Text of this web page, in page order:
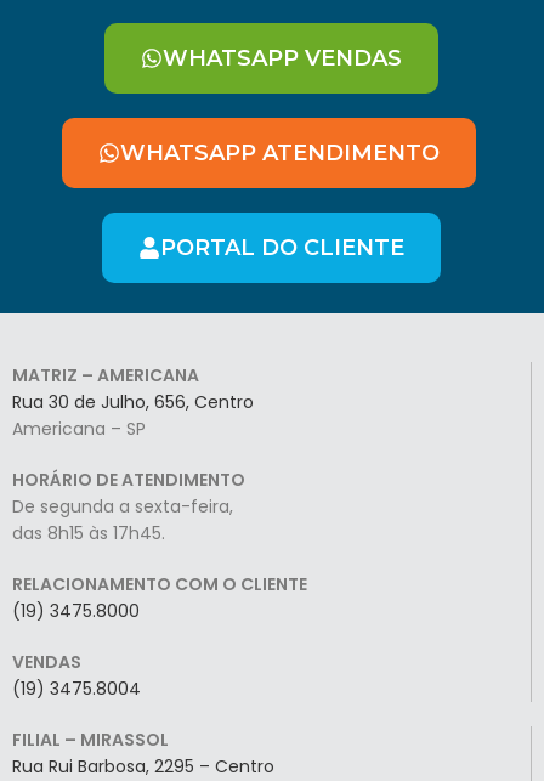
WHATSAPP VENDAS
WHATSAPP ATENDIMENTO
PORTAL DO CLIENTE
MATRIZ – AMERICANA
Rua 30 de Julho, 656, Centro
Americana – SP
HORÁRIO DE ATENDIMENTO
De segunda a sexta-feira,
das 8h15 às 17h45.
RELACIONAMENTO COM O CLIENTE
(19) 3475.8000
VENDAS
(19) 3475.8004
FILIAL – MIRASSOL
Rua Rui Barbosa, 2295 – Centro